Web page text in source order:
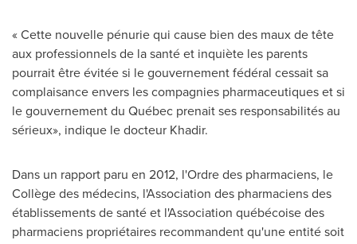
« Cette nouvelle pénurie qui cause bien des maux de tête
aux professionnels de la santé et inquiète les parents
pourrait être évitée si le gouvernement fédéral cessait sa
complaisance envers les compagnies pharmaceutiques et si
le gouvernement du Québec prenait ses responsabilités au
sérieux», indique le docteur Khadir.
Dans un rapport paru en 2012, l'Ordre des pharmaciens, le
Collège des médecins, l'Association des pharmaciens des
établissements de santé et l'Association québécoise des
pharmaciens propriétaires recommandent qu'une entité soit